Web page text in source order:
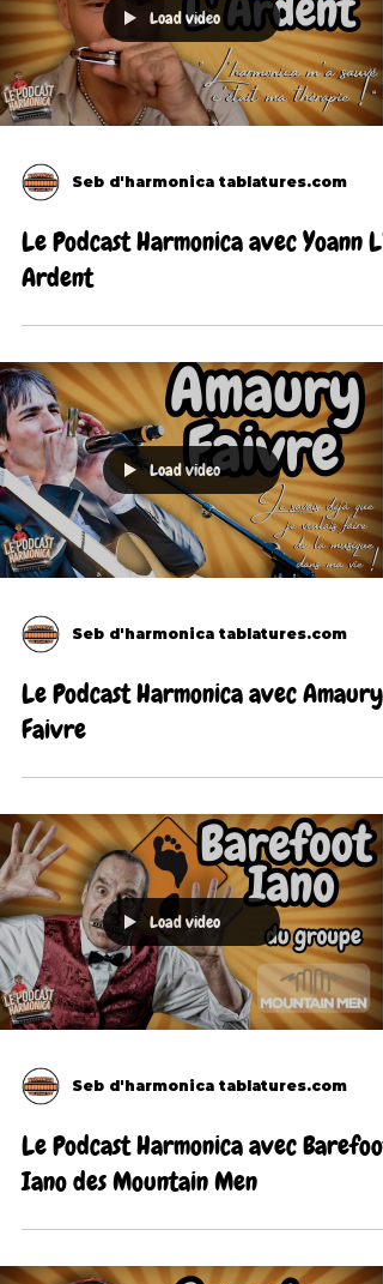
Load video
Seb d'harmonica tablatures.com
Le Podcast Harmonica avec Yoann L'
Ardent
Load video
Seb d'harmonica tablatures.com
Le Podcast Harmonica avec Amaury
Faivre
Load video
Seb d'harmonica tablatures.com
Le Podcast Harmonica avec Barefoot
Iano des Mountain Men